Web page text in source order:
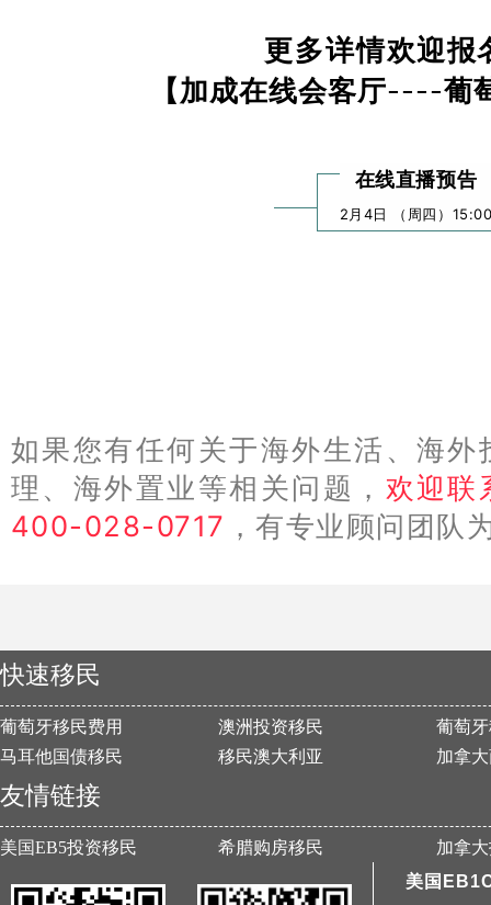
更多详情欢迎报
【加成在线会客厅----葡
在线直播预告
2月4日 （周四）
如果您有任何关于海外生活、海
理、海外置业等相关问题， 欢迎联
400-028-0717 ，有专业顾问团队
快速移民
葡萄牙移民费用 澳洲投资移民
葡萄
马耳他国债移民
移民澳大利亚 加拿
友情链接
美国EB5投资移民 希腊购房移民 加拿
美国